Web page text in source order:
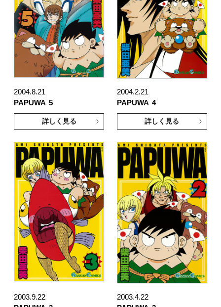
2004.8.21
PAPUWA 5
詳しく見る
2004.2.21
PAPUWA 4
詳しく見る
2003.9.22
2003.4.22